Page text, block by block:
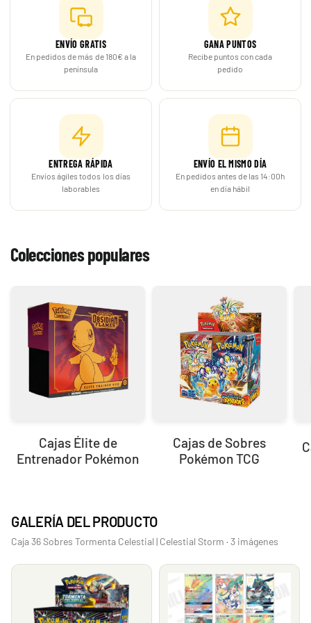
ENVÍO GRATIS
En pedidos de más de 180€ a la
península
GANA PUNTOS
Recibe puntos con cada
pedido
ENTREGA RÁPIDA
Envíos ágiles todos los días
laborables
ENVÍO EL MISMO DÍA
En pedidos antes de las 14:00h
en día hábil
Colecciones populares
Cajas Élite de
Entrenador Pokémon
Cajas de Sobres
Pokémon TCG
GALERÍA DEL PRODUCTO
Caja 36 Sobres Tormenta Celestial | Celestial Storm · 3 imágenes